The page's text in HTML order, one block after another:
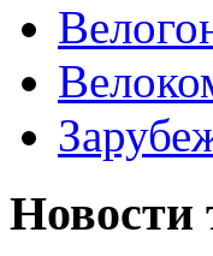
Новости